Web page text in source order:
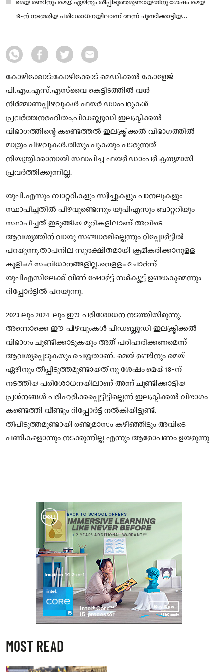
മെയ് രണ്ടിനും മെയ് ഏഴിനും തീപ്പിടുത്തമുണ്ടായതിനു ശേഷം മെയ്
18-ന് നടത്തിയ പരിശോധനയിലാണ് അന്ന് ചൂണ്ടിക്കാട്ടിയ
പ്രശ്‌നങ്ങൾ പരിഹരിക്കപ്പെട്ടിട്ടില്ലെന്ന് ഇലക്ട്രിക്കൽ വിഭാഗം
കോഴിക്കോട്:കോഴിക്കോട് മെഡിക്കൽ കോളേജ്
പി.എം.എസ്.എസ്‌വൈ കെട്ടിടത്തിൽ വൻ
നിർമ്മാണപ്പിഴവുകൾ ഫയർ ഡാംപറുകൾ
പ്രവർത്തനരഹിതം,പിഡബ്ല്യുഡി ഇലക്ട്രിക്കൽ
വിഭാഗത്തിന്റെ കണ്ടെത്തൽ ഇലക്ട്രിക്കൽ വിഭാഗത്തിൽ
മാത്രം പിഴവുകൾ.തീയും പുകയും പടരുന്നത്
നിയന്ത്രിക്കാനായി സ്ഥാപിച്ച ഫയർ ഡാംപർ കൃത്യമായി
പ്രവർത്തിക്കുന്നില്ല.
യുപി.എസും ബാറ്ററികളും സ്വിച്ചുകളും പാനലുകളും
സ്ഥാപിച്ചതിൽ പിഴവുണ്ടെന്നും യുപിഎസും ബാറ്ററിയും
സ്ഥാപിച്ചത് ഇടുങ്ങിയ മുറികളിലാണ് അവിടെ
ആവശ്യത്തിന് വായു സഞ്ചാരമില്ലെന്നും റിപ്പോർട്ടിൽ
പറയുന്നു.താപനില സുരക്ഷിതമായി ക്രമീകരിക്കാനുളള
കൂളിംഗ് സംവിധാനങ്ങളില്ല.വെളളം ചോർന്ന്
യുപിഎസിലേക്ക് വീണ് ഷോർട്ട് സർക്യൂട്ട് ഉണ്ടാകുമെന്നും
റിപ്പോർട്ടിൽ പറയുന്നു.
2023 ലും 2024-ലും ഈ പരിശോധന നടത്തിയിരുന്നു.
അന്നൊക്കെ ഈ പിഴവുംകൾ പിഡബ്ല്യുഡി ഇലക്ട്രിക്കൽ
വിഭാഗം ചൂണ്ടിക്കാട്ടുകയും അത് പരിഹരിക്കണമെന്ന്
ആവശ്യപ്പെടുകയും ചെയ്തതാണ്. മെയ് രണ്ടിനും മെയ്
ഏഴിനും തീപ്പിടുത്തമുണ്ടായതിനു ശേഷം മെയ് 18-ന്
നടത്തിയ പരിശോധനയിലാണ് അന്ന് ചൂണ്ടിക്കാട്ടിയ
പ്രശ്‌നങ്ങൾ പരിഹരിക്കപ്പെട്ടിട്ടില്ലെന്ന് ഇലക്ട്രിക്കൽ വിഭാഗം
കണ്ടെത്തി വീണ്ടും റിപ്പോർട്ട് നൽകിയിട്ടുണ്ട്.
തീപിടുത്തമുണ്ടായി രണ്ടുമാസം കഴിഞ്ഞിട്ടും അവിടെ
പണികളൊന്നും നടക്കുന്നില്ല എന്നും ആരോപണം ഉയരുന്നു
MOST READ